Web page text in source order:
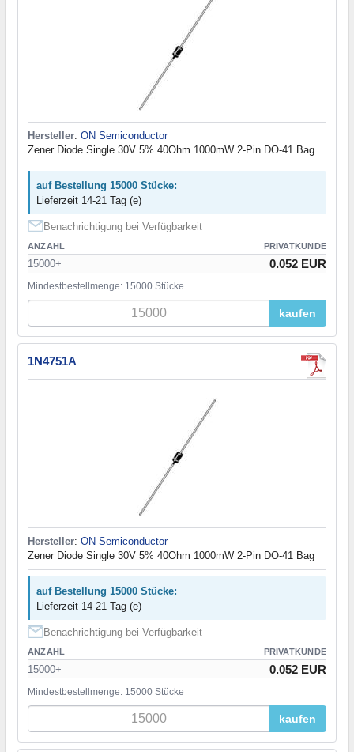
Hersteller: ON Semiconductor
Zener Diode Single 30V 5% 40Ohm 1000mW 2-Pin DO-41 Bag
auf Bestellung 15000 Stücke:
Lieferzeit 14-21 Tag (e)
Benachrichtigung bei Verfügbarkeit
ANZAHL PRIVATKUNDE
15000+ 0.052 EUR
Mindestbestellmenge: 15000 Stücke
kaufen
1N4751A
Hersteller: ON Semiconductor
Zener Diode Single 30V 5% 40Ohm 1000mW 2-Pin DO-41 Bag
auf Bestellung 15000 Stücke:
Lieferzeit 14-21 Tag (e)
Benachrichtigung bei Verfügbarkeit
ANZAHL PRIVATKUNDE
15000+ 0.052 EUR
Mindestbestellmenge: 15000 Stücke
kaufen